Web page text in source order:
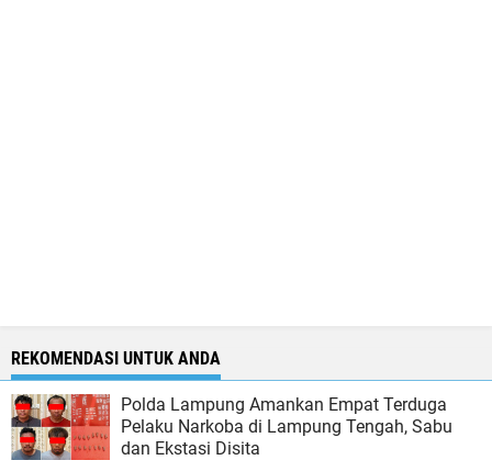
REKOMENDASI UNTUK ANDA
Polda Lampung Amankan Empat Terduga
Pelaku Narkoba di Lampung Tengah, Sabu
dan Ekstasi Disita